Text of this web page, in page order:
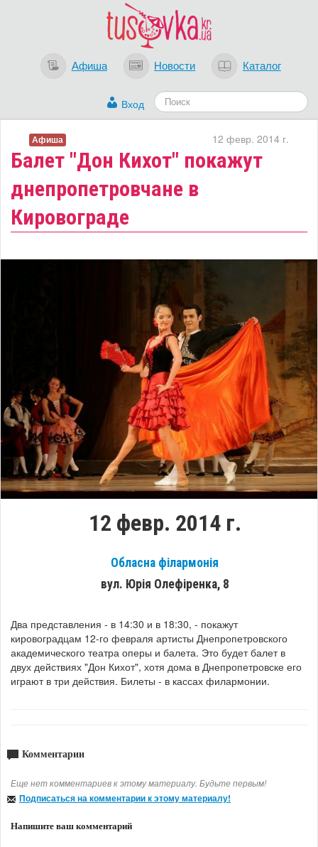
Афиша Новости Каталог
Вход
Балет "Дон Кихот" покажут
днепропетровчане в
Кировограде
12 февр. 2014 г.
Афиша
12 февр. 2014 г.
Обласна філармонія
вул. Юрія Олефіренка, 8
Два представления - в 14:30 и в 18:30, - покажут
кировоградцам 12-го февраля артисты Днепропетровского
академического театра оперы и балета. Это будетбалет в
двух действиях "Дон Кихот", хотя дома в Днепропетровске его
играют в три действия. Билеты - в кассах филармонии.
Комментарии
Еще нет комментариев к этому материалу. Будьте первым!
Подписаться на комментарии к этому материалу!
Напишите ваш комментарий